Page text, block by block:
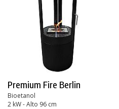
Premium Fire Berlin
Bioetanol
2 kW - Alto 96 cm